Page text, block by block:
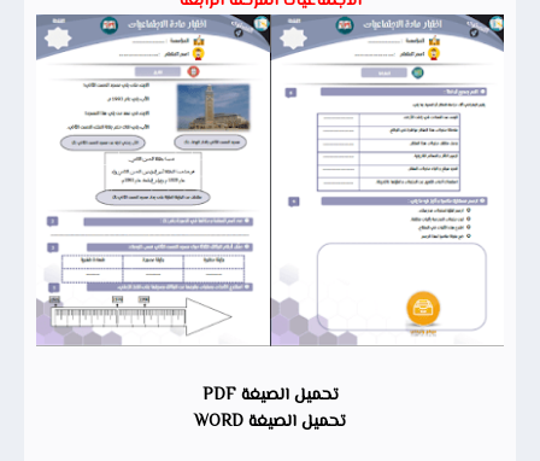
تحميل الصيغة PDF
تحميل الصيغة WORD